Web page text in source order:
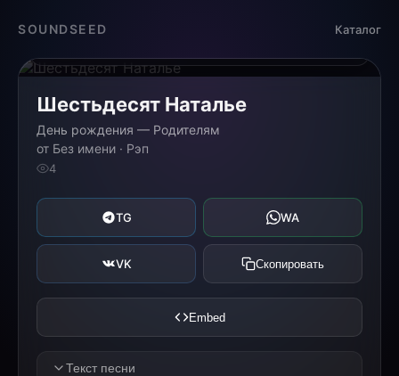
SOUNDSEED Каталог
Шестьдесят Наталье
День рождения — Родителям
от Без имени · Рэп
4
TG WA
VK Скопировать
Embed
Текст песни